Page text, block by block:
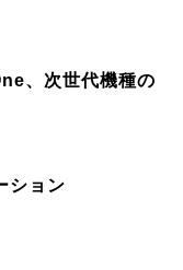
、次世代機種の
ション